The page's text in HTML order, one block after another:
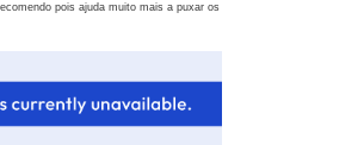
pois ajuda muito mais a puxar os